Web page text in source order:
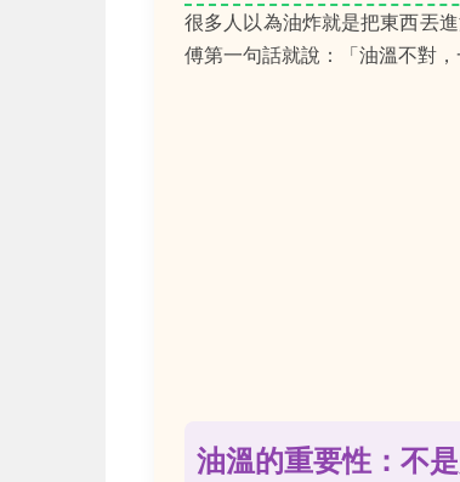
很多人以為油炸就是把東西丟
傅第一句話就說：「油溫不對
油溫的重要性：不